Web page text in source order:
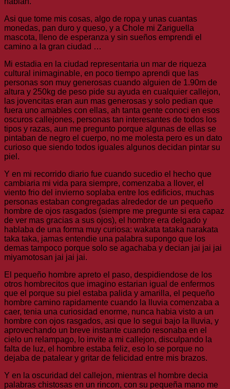
Asi que tome mis cosas, algo de ropa y unas cuantas
monedas, pan duro y queso, y a Chole mi Zariguella
mascota, lleno de esperanza y sin sueños emprendi el
camino a la gran ciudad …
Mi estadia en la ciudad representaria un mar de riqueza
cultural inimaginable, en poco tiempo aprendi que las
personas son muy generosas cuando alguien de 1.90m de
altura y 250kg de peso pide su ayuda en cualquier callejon,
las jovencitas eran aun mas generosas y solo pedian que
fuera uno amables con ellas, ah tanta gente conoci en esos
oscuros callejones, personas tan interesantes de todos los
tipos y razas, aun me pregunto porque algunas de ellas se
pintaban de negro el cuerpo, no me molesta pero es un dato
curioso que siendo todos iguales algunos decidan pintar su
piel.
Y en mi recorrido diario fue cuando sucedio el hecho que
cambiaria mi vida para siempre, comenzaba a llover, el
viento frio del invierno soplaba entre los edificios, muchas
personas estaban congregadas alrededor de un pequeño
hombre de ojos rasgados (siempre me pregunte si era capaz
de ver mas gracias a sus ojos), el hombre era delgado y
hablaba de una forma muy curiosa: wakata tataka narakata
taka taka, jamas entendie una palabra supongo que los
demas tampoco porque solo se agachaba y decian jai jai jai
miyamotosan jai jai jai.
El pequeño hombre apreto el paso, despidiendose de los
otros hombrecitos que imagino estarian igual de enfermos
que el porque su piel estaba palida y amarilla, el pequeño
hombre camino rapidamente cuando la lluvia comenzaba a
caer, tenia una curiosidad enorme, nunca habia visto a un
hombre con ojos rasgados, asi que lo segui bajo la lluvia, y
aprovechando un breve instante cuando resonaba en el
cielo un relampago, lo invite a mi callejon, disculpando la
falta de luz, el hombre estaba feliz, eso lo se porque no
dejaba de patalear y gritar de felicidad entre mis brazos.
Y en la oscuridad del callejon, mientras el hombre decia
palabras chistosas en un rincon, con su pequeña mano me